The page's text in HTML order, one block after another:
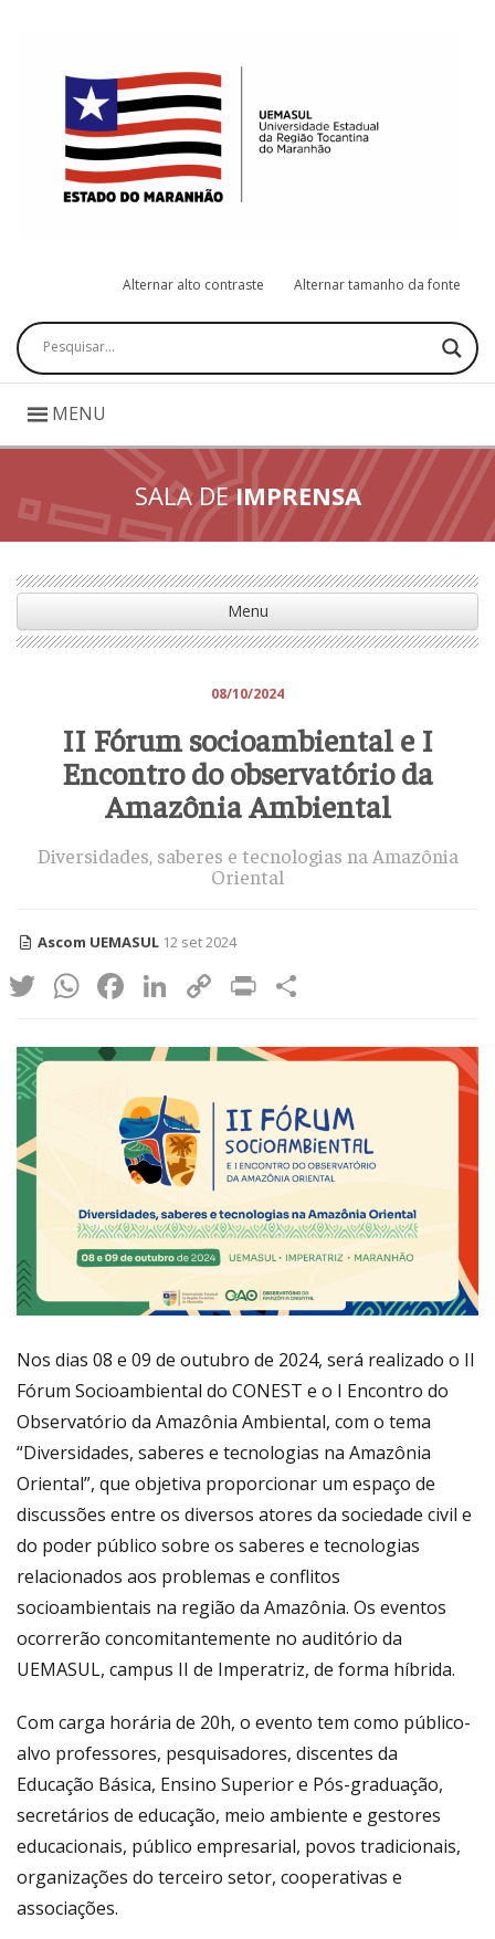
Alternar alto contraste Alternar tamanho da fonte
Pesquisar
MENU
SALA DEIMPRENSA
Menu
08/10/2024
II Fórum socioambiental e I
Encontro do observatório da
Amazônia Ambiental
Diversidades, saberes e tecnologias na Amazônia
Oriental
Ascom UEMASUL 12 set 2024
Twitter
WhatsApp
Facebook
LinkedIn
CopyPrint
Nos dias 08 e 09 de outubro de 2024, será realizado o II
Fórum Socioambiental do CONEST e o I Encontro do
Observatório da Amazônia Ambiental, com o tema
“Diversidades, saberes e tecnologias na Amazônia
Oriental”, que objetiva proporcionar um espaço de
discussões entre os diversos atores da sociedade civil e
do poder público sobre os saberes e tecnologias
relacionados aos problemas e conflitos
socioambientais na região da Amazônia. Os eventos
ocorrerão concomitantemente no auditório da
UEMASUL, campus II de Imperatriz, de forma híbrida.
Com carga horária de 20h, o evento tem como público-
alvo professores, pesquisadores, discentes da
Educação Básica, Ensino Superior e Pós-graduação,
secretários de educação, meio ambiente e gestores
educacionais, público empresarial, povos tradicionais,
organizações do terceiro setor, cooperativas e
associações.